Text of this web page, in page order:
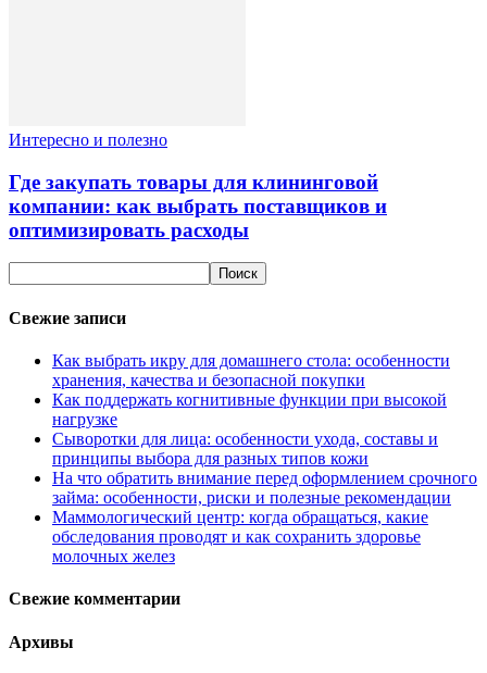
Интересно и полезно
Где закупать товары для клининговой
компании: как выбрать поставщиков и
оптимизировать расходы
Свежие записи
Как выбрать икру для домашнего стола: особенности
хранения, качества и безопасной покупки
Как поддержать когнитивные функции при высокой
нагрузке
Сыворотки для лица: особенности ухода, составы и
принципы выбора для разных типов кожи
На что обратить внимание перед оформлением срочного
займа: особенности, риски и полезные рекомендации
Маммологический центр: когда обращаться, какие
обследования проводят и как сохранить здоровье
молочных желез
Свежие комментарии
Архивы